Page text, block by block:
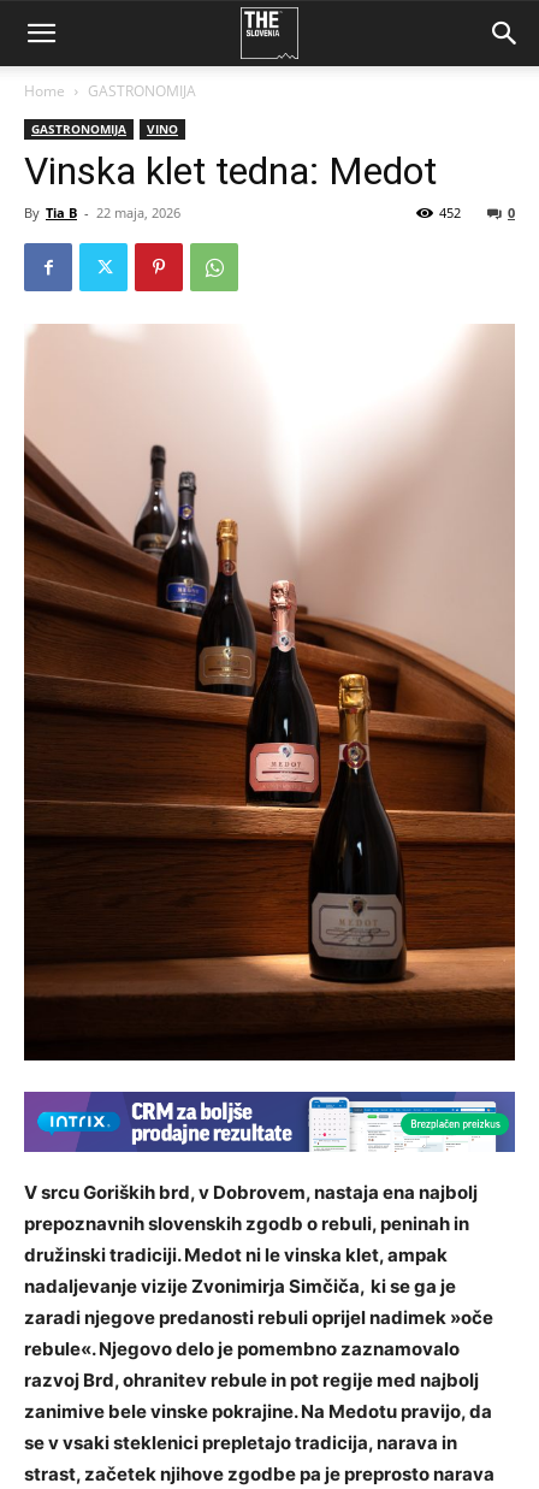
Home GASTRONOMIJA
GASTRONOMIJA VINO
Vinska klet tedna: Medot
By Tia B - 22 maja, 2026 0
452
V srcu Goriških brd, v Dobrovem, nastaja ena najbolj
prepoznavnih slovenskih zgodb o rebuli, peninah in
družinski tradiciji. Medot ni le vinska klet, ampak
nadaljevanje vizije Zvonimirja Simčiča, ki se ga je
zaradi njegove predanosti rebuli oprijel nadimek »oče
rebule«. Njegovo delo je pomembno zaznamovalo
razvoj Brd, ohranitev rebule in pot regije med najbolj
zanimive bele vinske pokrajine. Na Medotu pravijo, da
se v vsaki steklenici prepletajo tradicija, narava in
strast, začetek njihove zgodbe pa je preprosto narava